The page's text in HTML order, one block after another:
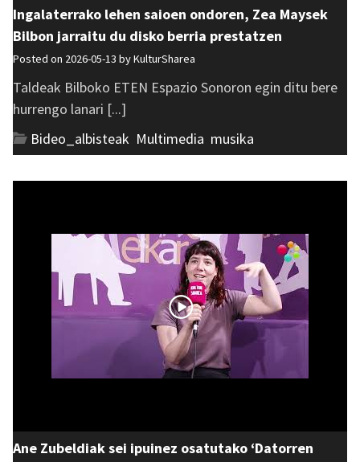
Ingalaterrako lehen saioen ondoren, Zea Maysek
Bilbon jarraitu du disko berria prestatzen
Posted on 2026-05-13 byKulturSharea
Taldeak Bilboko ETEN Espazio Sonoron egin ditu bere
hurrengo lanari [...]
Bideo_albisteak Multimedia musika
Ane Zubeldiak sei ipuinez osatutako ‘Datorren